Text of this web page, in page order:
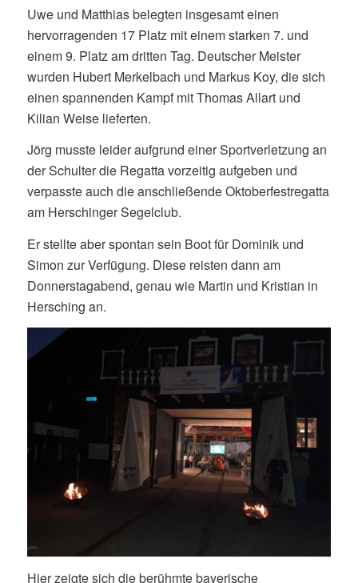
Uwe und Matthias belegten insgesamt einen
hervorragenden 17 Platz mit einem starken 7. und
einem 9. Platz am dritten Tag. Deutscher Meister
wurden Hubert Merkelbach und Markus Koy, die sich
einen spannenden Kampf mit Thomas Allart und
Kilian Weise lieferten.
Jörg musste leider aufgrund einer Sportverletzung an
der Schulter die Regatta vorzeitig aufgeben und
verpasste auch die anschließende Oktoberfestregatta
am Herschinger Segelclub.
Er stellte aber spontan sein Boot für Dominik und
Simon zur Verfügung. Diese reisten dann am
Donnerstagabend, genau wie Martin und Kristian in
Hersching an.
Augsburger Segel-Club
Hier zeigte sich die berühmte bayerische